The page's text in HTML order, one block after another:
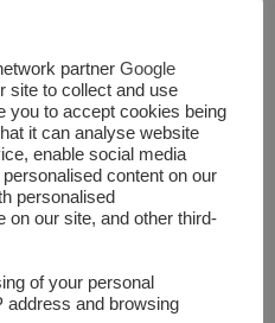
studi telah didukung
Lebih uniknya,
tempat tinggal sakit, sarana
sertifikat TOAFL.
jalankan pengecekan di
menyediakan seluruh sarana
tergolong relatif murah.
partner Google
site to collect and use
you to accept cookies being
it can analyse website
enable social media
content on our
personalised
on our site, and other third-
of your personal
address and browsing